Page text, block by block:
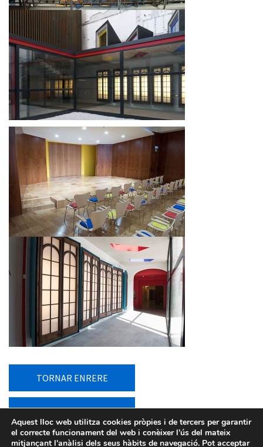
TORNAR ENRERE
TORNAR AL LLISTAT
Aquest lloc web utilitza cookies pròpies i de tercers per garantir
el correcte funcionament del web i conèixer l’ús del mateix
mitjançant l'anàlisi dels seus hàbits de navegació. Pot acceptar